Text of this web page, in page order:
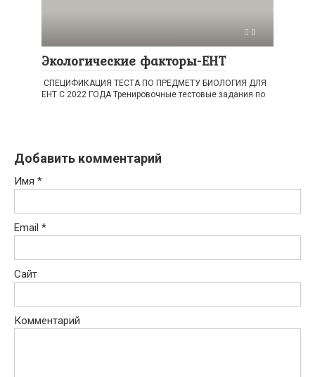
0
Экологические факторы-ЕНТ
СПЕЦИФИКАЦИЯ ТЕСТА ПО ПРЕДМЕТУ БИОЛОГИЯ ДЛЯ
ЕНТ С 2022 ГОДА Тренировочные тестовые задания по
Добавить комментарий
Имя *
Email *
Сайт
Комментарий